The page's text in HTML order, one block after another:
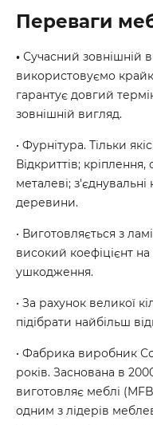
Переваги
• Сучасний зовнішній
використовуємо
гарантує довгий
зовнішній вигляд.
• Фурнітура. Тільки
Відкриттів;
металеві; з'єднувальні
деревини.
• Виготовляється з
високий коефіцієнт на
ушкодження.
• За рахунок великої
підібрати найбільш
• Фабрика виробник
років. Заснована в
виготовляє меблі
одним з лідерів